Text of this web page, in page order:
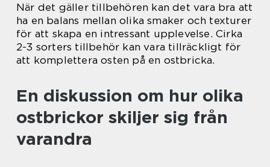
När det gäller tillbehören kan det vara bra att
ha en balans mellan olika smaker och texturer
för att skapa en intressant upplevelse. Cirka
2-3 sorters tillbehör kan vara tillräckligt för
att komplettera osten på en ostbricka.
En diskussion om hur olika
ostbrickor skiljer sig från
varandra